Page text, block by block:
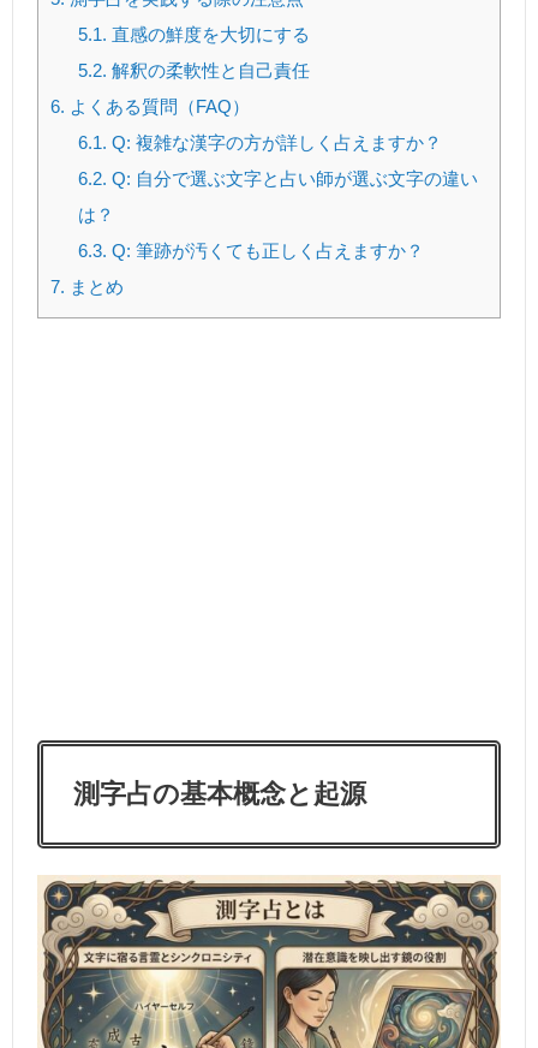
5.1. 直感の鮮度を大切にする
5.2. 解釈の柔軟性と自己責任
6. よくある質問（FAQ）
6.1. Q: 複雑な漢字の方が詳しく占えますか？
6.2. Q: 自分で選ぶ文字と占い師が選ぶ文字の違い
は？
6.3. Q: 筆跡が汚くても正しく占えますか？
7. まとめ
測字占の基本概念と起源